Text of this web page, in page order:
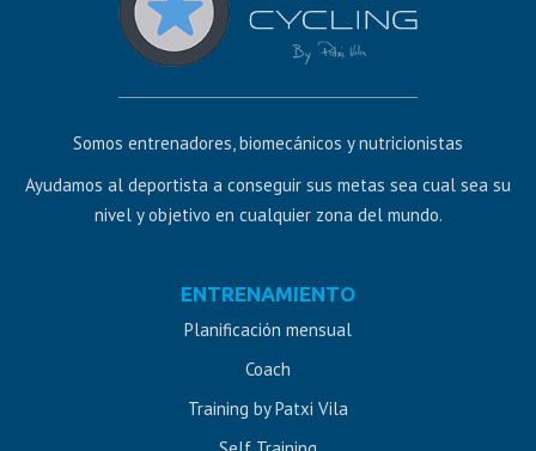
Somos entrenadores, biomecánicos y nutricionistas
Ayudamos al deportista a conseguir sus metas sea cual sea su
nivel y objetivo en cualquier zona del mundo.
Diseño
web
ENTRENAMIENTO
Planificación mensual
Coach
Training by Patxi Vila